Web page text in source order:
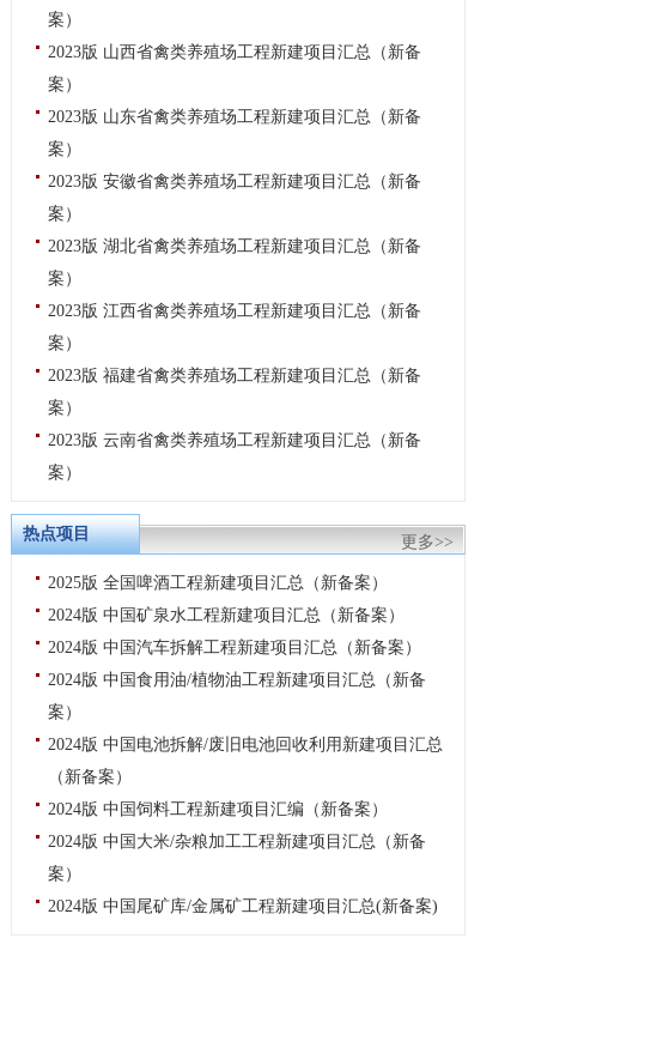
案）
2023版 山西省禽类养殖场工程新建项目汇总（新备
案）
2023版 山东省禽类养殖场工程新建项目汇总（新备
案）
2023版 安徽省禽类养殖场工程新建项目汇总（新备
案）
2023版 湖北省禽类养殖场工程新建项目汇总（新备
案）
2023版 江西省禽类养殖场工程新建项目汇总（新备
案）
2023版 福建省禽类养殖场工程新建项目汇总（新备
案）
2023版 云南省禽类养殖场工程新建项目汇总（新备
案）
更多>>
热点项目
2025版 全国啤酒工程新建项目汇总（新备案）
2024版 中国矿泉水工程新建项目汇总（新备案）
2024版 中国汽车拆解工程新建项目汇总（新备案）
2024版 中国食用油/植物油工程新建项目汇总（新备
案）
2024版 中国电池拆解/废旧电池回收利用新建项目汇总
（新备案）
2024版 中国饲料工程新建项目汇编（新备案）
2024版 中国大米/杂粮加工工程新建项目汇总（新备
案）
2024版 中国尾矿库/金属矿工程新建项目汇总(新备案)